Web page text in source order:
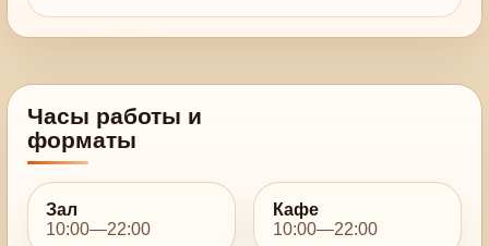
Часы работы и
форматы
Зал
10:00—22:00
Кафе
10:00—22:00